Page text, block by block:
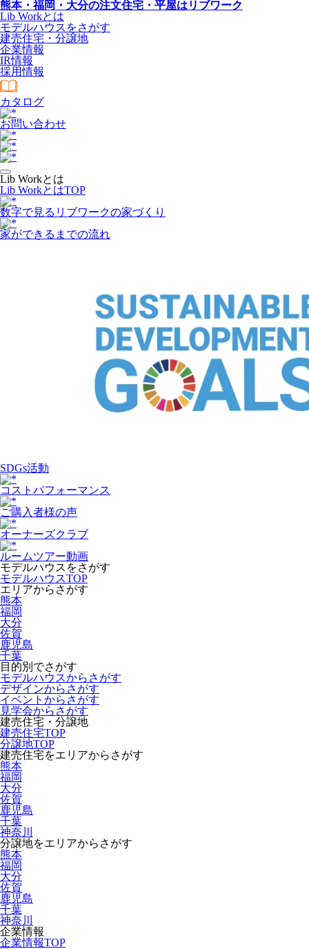
熊本・福岡・大分の注文住宅・平屋はリブワーク
Lib Workとは
モデルハウスをさがす
建売住宅・分譲地
企業情報
IR情報
採用情報
カタログ
お問い合わせ
Lib Workとは
Lib WorkとはTOP
数字で⾒るリブワークの家づくり
家ができるまでの流れ
SDGs活動
コストパフォーマンス
ご購入者様の声
オーナーズクラブ
ルームツアー動画
モデルハウスをさがす
モデルハウスTOP
エリアからさがす
熊本
福岡
大分
佐賀
鹿児島
千葉
目的別でさがす
モデルハウスからさがす
デザインからさがす
イベントからさがす
見学会からさがす
建売住宅・分譲地
建売住宅TOP
分譲地TOP
建売住宅をエリアからさがす
熊本
福岡
大分
佐賀
鹿児島
千葉
神奈川
分譲地をエリアからさがす
熊本
福岡
大分
佐賀
鹿児島
千葉
神奈川
企業情報
企業情報TOP